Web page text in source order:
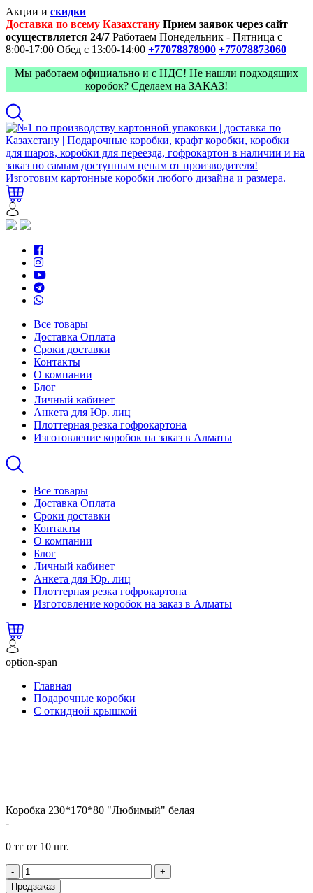
Акции и скидки
Доставка по всему Казахстану Прием заявок через сайт
осуществляется 24/7 Работаем Понедельник - Пятница с
8:00-17:00 Обед с 13:00-14:00 +77078878900 +77078873060
Мы работаем официально и с НДС! Не нашли подходящих
коробок? Сделаем на ЗАКАЗ!
Все товары
Доставка Оплата
Сроки доставки
Контакты
О компании
Блог
Личный кабинет
Анкета для Юр. лиц
Плоттерная резка гофрокартона
Изготовление коробок на заказ в Алматы
Все товары
Доставка Оплата
Сроки доставки
Контакты
О компании
Блог
Личный кабинет
Анкета для Юр. лиц
Плоттерная резка гофрокартона
Изготовление коробок на заказ в Алматы
option-span
Главная
Подарочные коробки
С откидной крышкой
Коробка 230*170*80 "Любимый" белая
-
0 тг от 10 шт.
-
+
Предзаказ